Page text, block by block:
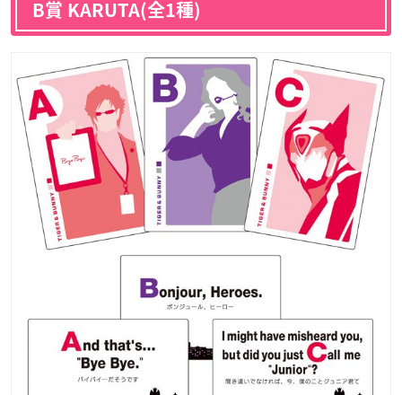
B賞 KARUTA(全1種)